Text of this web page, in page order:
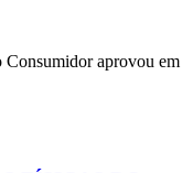
Consumidor aprovou em